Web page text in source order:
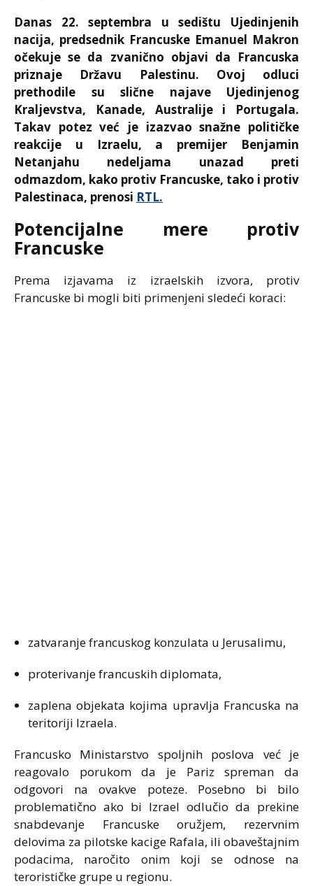
Danas 22. septembra u sedištu Ujedinjenih
nacija, predsednik Francuske Emanuel Makron
očekuje se da zvanično objavi da Francuska
priznaje Državu Palestinu. Ovoj odluci
prethodile su slične najave Ujedinjenog
Kraljevstva, Kanade, Australije i Portugala.
Takav potez već je izazvao snažne političke
reakcije u Izraelu, a premijer Benjamin
Netanjahu nedeljama unazad preti
odmazdom, kako protiv Francuske, tako i protiv
Palestinaca, prenosi RTL.
Potencijalne mere protiv
Francuske
Prema izjavama iz izraelskih izvora, protiv
Francuske bi mogli biti primenjeni sledeći koraci:
zatvaranje francuskog konzulata u Jerusalimu,
proterivanje francuskih diplomata,
zaplena objekata kojima upravlja Francuska na
teritoriji Izraela.
Francusko Ministarstvo spoljnih poslova već je
reagovalo porukom da je Pariz spreman da
odgovori na ovakve poteze. Posebno bi bilo
problematično ako bi Izrael odlučio da prekine
snabdevanje Francuske oružjem, rezervnim
delovima za pilotske kacige Rafala, ili obaveštajnim
podacima, naročito onim koji se odnose na
terorističke grupe u regionu.